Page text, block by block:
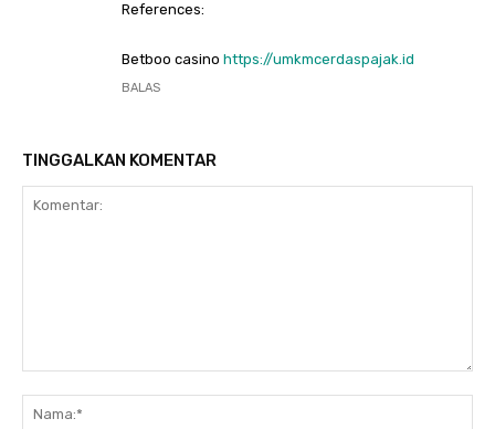
References:
Betboo casino https://umkmcerdaspajak.id
BALAS
TINGGALKAN KOMENTAR